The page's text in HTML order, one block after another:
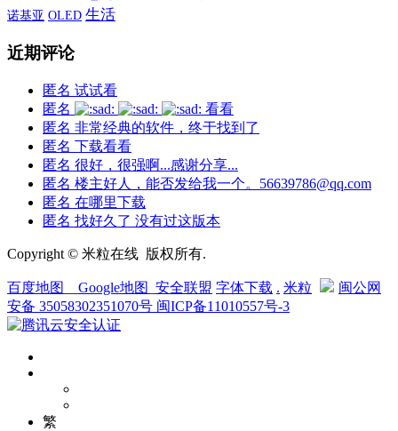
诺基亚 OLED 生活
近期评论
匿名 试试看
匿名
看看
匿名 非常经典的软件，终于找到了
匿名 下载看看
匿名 很好，很强啊...感谢分享...
匿名 楼主好人，能否发给我一个。56639786@qq.com
匿名 在哪里下载
匿名 找好久了 没有过这版本
Copyright © 米粒在线 版权所有.
百度地图 Google地图 安全联盟 字体下载 . 米粒
闽公网
安备 35058302351070号 闽ICP备11010557号-3
繁